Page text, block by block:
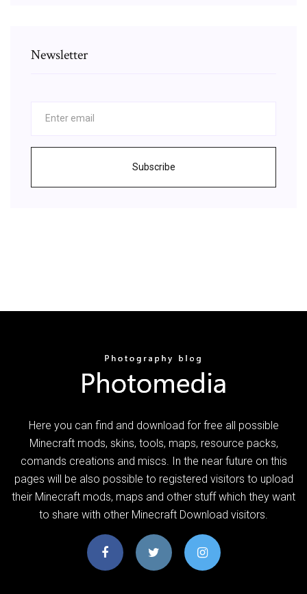
Newsletter
Subscribe
Here you can find and download for free all possible
Minecraft mods, skins, tools, maps, resource packs,
comands creations and miscs. In the near future on this
pages will be also possible to registered visitors to upload
their Minecraft mods, maps and other stuff which they want
to share with other Minecraft Download visitors.